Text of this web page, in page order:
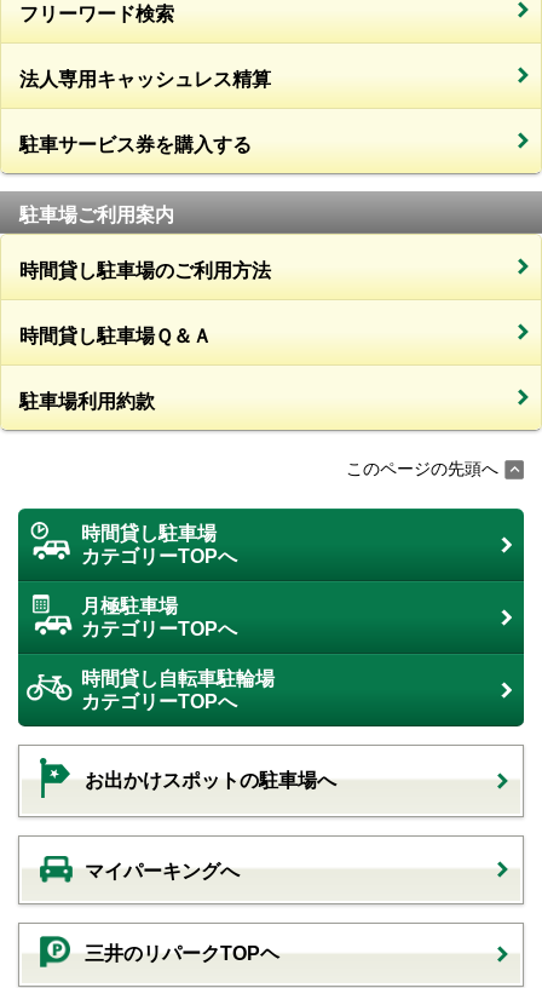
フリーワード検索
法人専用キャッシュレス精算
駐車サービス券を購入する
駐車場ご利用案内
時間貸し駐車場のご利用方法
時間貸し駐車場Ｑ＆Ａ
駐車場利用約款
このページの先頭へ
時間貸し駐車場
カテゴリーTOPへ
月極駐車場
カテゴリーTOPへ
時間貸し自転車駐輪場
カテゴリーTOPへ
お出かけスポットの駐車場へ
マイパーキングへ
三井のリパークTOPヘ